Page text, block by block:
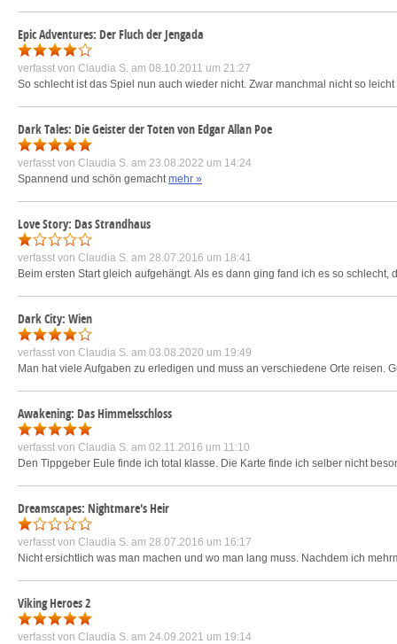
Epic Adventures: Der Fluch der Jengada
verfasst von Claudia S. am 08.10.2011 um 21:27
So schlecht ist das Spiel nun auch wieder nicht. Zwar manchmal nicht so
Dark Tales: Die Geister der Toten von Edgar Allan Poe
verfasst von Claudia S. am 23.08.2022 um 14:24
Spannend und schön gemachtmehr »
Love Story: Das Strandhaus
verfasst von Claudia S. am 28.07.2016 um 18:41
Beim ersten Start gleich aufgehängt. Als es dann ging fand ich es so
Dark City: Wien
verfasst von Claudia S. am 03.08.2020 um 19:49
Man hat viele Aufgaben zu erledigen und muss an verschiedene Orte
Awakening: Das Himmelsschloss
verfasst von Claudia S. am 02.11.2016 um 11:10
Den Tippgeber Eule finde ich total klasse. Die Karte finde ich selber nicht
Dreamscapes: Nightmare's Heir
verfasst von Claudia S. am 28.07.2016 um 16:17
Nicht ersichtlich was man machen und wo man lang muss. Nachdem ich
Viking Heroes 2
verfasst von Claudia S. am 24.09.2021 um 19:14